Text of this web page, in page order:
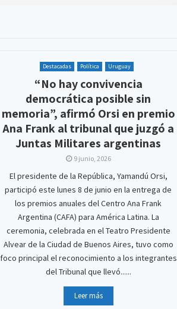
Destacadas Política Uruguay
“No hay convivencia
democrática posible sin
memoria”, afirmó Orsi en premio
Ana Frank al tribunal que juzgó a
Juntas Militares argentinas
9 junio, 2026
El presidente de la República, Yamandú Orsi,
participó este lunes 8 de junio en la entrega de
los premios anuales del Centro Ana Frank
Argentina (CAFA) para América Latina. La
ceremonia, celebrada en el Teatro Presidente
Alvear de la Ciudad de Buenos Aires, tuvo como
foco principal el reconocimiento a los integrantes
del Tribunal que llevó......
Leer más